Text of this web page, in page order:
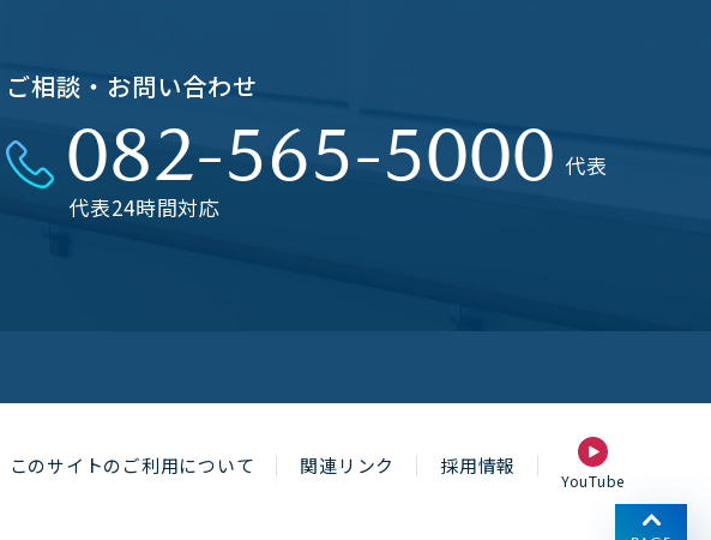
ご相談・お問い合わせ
082-565-5000 代表
代表24時間対応
このサイトのご利用について 関連リンク 採用情報
YouTube